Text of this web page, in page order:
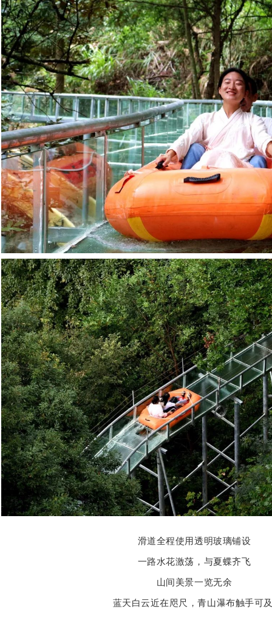
滑道全程使用透明玻璃铺设
一路水花激荡，与夏蝶齐飞
山间美景一览无余
蓝天白云近在咫尺，青山瀑布触手可